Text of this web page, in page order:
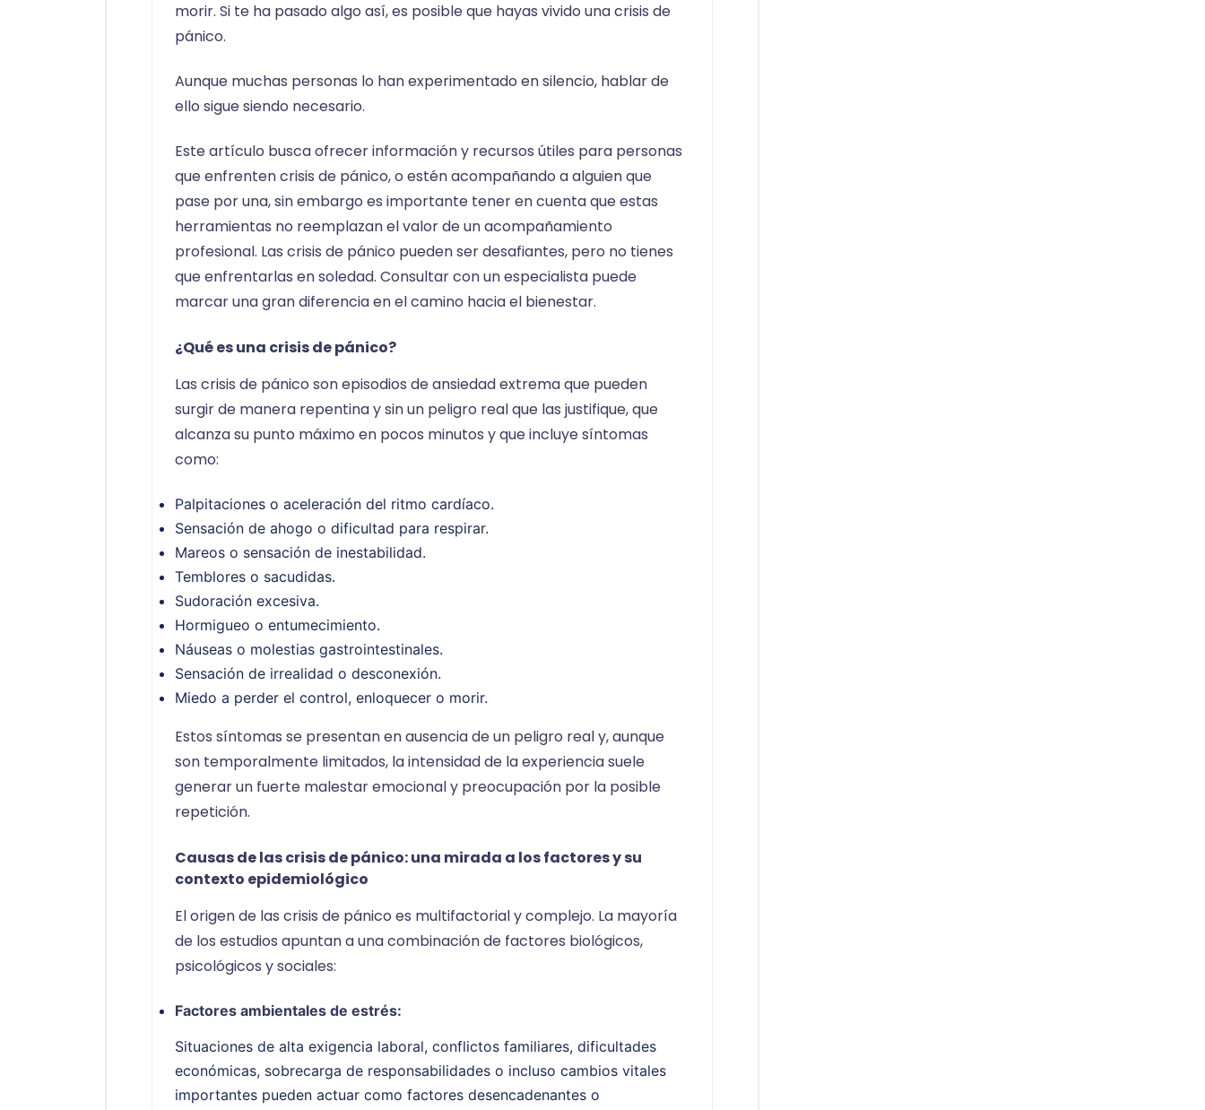
morir. Si te ha pasado algo así, es posible que hayas vivido una crisis de
pánico.
Aunque muchas personas lo han experimentado en silencio, hablar de
ello sigue siendo necesario.
Este artículo busca ofrecer información y recursos útiles para personas
que enfrenten crisis de pánico, o estén acompañando a alguien que
pase por una, sin embargo es importante tener en cuenta que estas
herramientas no reemplazan el valor de un acompañamiento
profesional. Las crisis de pánico pueden ser desafiantes, pero no tienes
que enfrentarlas en soledad. Consultar con un especialista puede
marcar una gran diferencia en el camino hacia el bienestar.
¿Qué es una crisis de pánico?
Las crisis de pánico son episodios de ansiedad extrema que pueden
surgir de manera repentina y sin un peligro real que las justifique, que
alcanza su punto máximo en pocos minutos y que incluye síntomas
como:
Palpitaciones o aceleración del ritmo cardíaco.
Sensación de ahogo o dificultad para respirar.
Mareos o sensación de inestabilidad.
Temblores o sacudidas.
Sudoración excesiva.
Hormigueo o entumecimiento.
Náuseas o molestias gastrointestinales.
Sensación de irrealidad o desconexión.
Miedo a perder el control, enloquecer o morir.
Estos síntomas se presentan en ausencia de un peligro real y, aunque
son temporalmente limitados, la intensidad de la experiencia suele
generar un fuerte malestar emocional y preocupación por la posible
repetición.
Causas de las crisis de pánico: una mirada a los factores y su
contexto epidemiológico
El origen de las crisis de pánico es multifactorial y complejo. La mayoría
de los estudios apuntan a una combinación de factores biológicos,
psicológicos y sociales:
Factores ambientales de estrés:
Situaciones de alta exigencia laboral, conflictos familiares, dificultades
económicas, sobrecarga de responsabilidades o incluso cambios vitales
importantes pueden actuar como factores desencadenantes o